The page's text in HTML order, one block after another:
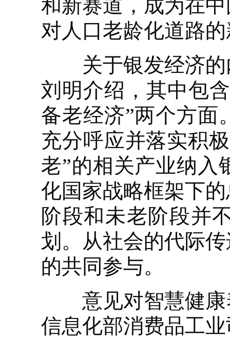
和新赛道，成为在
对人口老龄化道路
关于银发经济的
刘明介绍，其中包
备老经济”两个方面
充分呼应并落实积
老”的相关产业纳入
化国家战略框架下
阶段和未老阶段并
划。从社会的代际
的共同参与。
意见对智慧健康
信息化部消费品工